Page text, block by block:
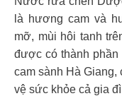
là hương cam và
mỡ, mùi hôi tanh
được có thành
cam sành Hà Giang,
vệ sức khỏe cả gia